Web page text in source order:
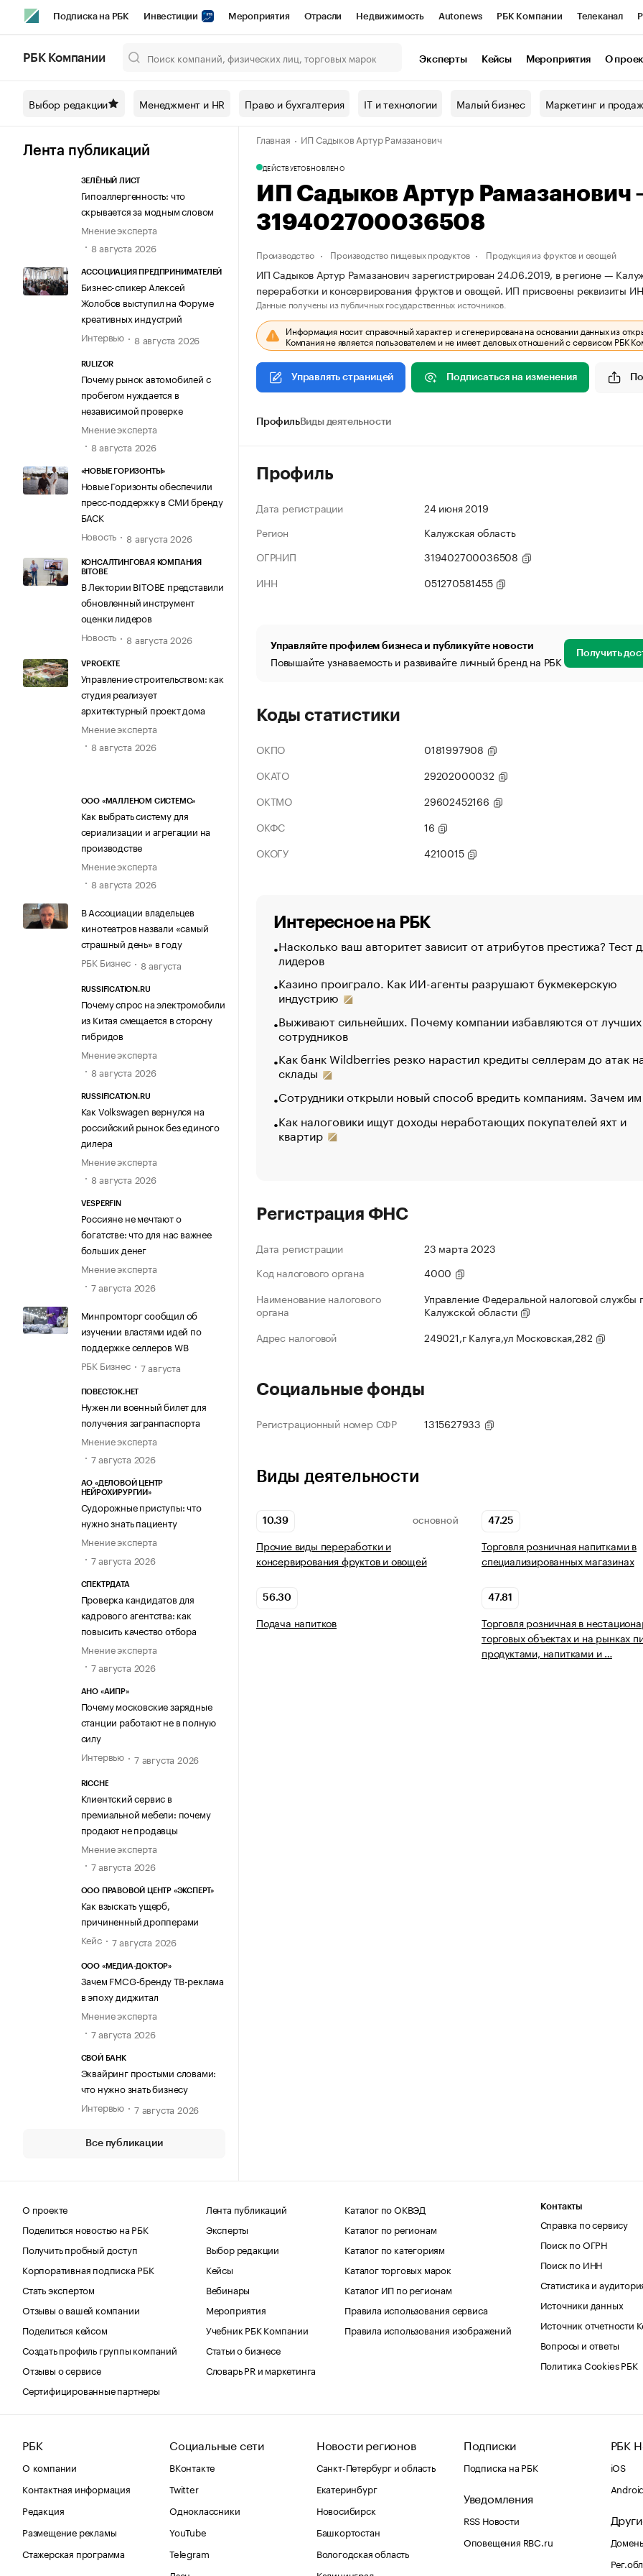
Подписка на РБК Инвестиции Мероприятия Отрасли Недвижимость Autonews РБК Компании Телеканал
Спецпроекты СПб Конференции СПб Спецпроекты Проверка контрагентов
Технологии и медиа Рынок наличной валюты
РБК Компании Эксперты Кейсы Мероприятия О
Выбор редакции Менеджмент и HR Право и бухгалтерия IT и технологии Малый бизнес Маркетинг и
Лента публикаций
ЗЕЛЁНЫЙ ЛИСТ
Гипоаллергенность: что
скрывается за модным словом
Мнение эксперта
8 августа 2026
АССОЦИАЦИЯ ПРЕДПРИНИМАТЕЛЕЙ
Бизнес-спикер Алексей
Жолобов выступил на Форуме
креативных индустрий
Интервью
8 августа 2026
RULIZOR
Почему рынок автомобилей с
пробегом нуждается в
независимой проверке
Мнение эксперта
8 августа 2026
«НОВЫЕ ГОРИЗОНТЫ»
Новые Горизонты обеспечили
пресс-поддержку в СМИ бренду
БАСК
Новость
8 августа 2026
КОНСАЛТИНГОВАЯ КОМПАНИЯ
BITOBE
В Лектории BITOBE представили
обновленный инструмент
оценки лидеров
Новость
8 августа 2026
VPROEKTE
Управление строительством: как
студия реализует
архитектурный проект дома
Мнение эксперта
8 августа 2026
ООО «МАЛЛЕНОМ СИСТЕМС»
Как выбрать систему для
сериализации и агрегации на
производстве
Мнение эксперта
8 августа 2026
В Ассоциации владельцев
кинотеатров назвали «самый
страшный день» в году
РБК Бизнес
8 августа
RUSSIFICATION.RU
Почему спрос на электромобили
из Китая смещается в сторону
гибридов
Мнение эксперта
8 августа 2026
RUSSIFICATION.RU
Как Volkswagen вернулся на
российский рынок без единого
дилера
Мнение эксперта
8 августа 2026
VESPERFIN
Россияне не мечтают о
богатстве: что для нас важнее
больших денег
Мнение эксперта
7 августа 2026
Минпромторг сообщил об
изучении властями идей по
поддержке селлеров WB
РБК Бизнес
7 августа
ПОВЕСТОК.НЕТ
Нужен ли военный билет для
получения загранпаспорта
Мнение эксперта
7 августа 2026
АО «ДЕЛОВОЙ ЦЕНТР
НЕЙРОХИРУРГИИ»
Судорожные приступы: что
нужно знать пациенту
Мнение эксперта
7 августа 2026
СПЕКТРДАТА
Проверка кандидатов для
кадрового агентства: как
повысить качество отбора
Мнение эксперта
7 августа 2026
АНО «АИПР»
Почему московские зарядные
станции работают не в полную
силу
Интервью
7 августа 2026
RICCHE
Клиентский сервис в
премиальной мебели: почему
продают не продавцы
Мнение эксперта
7 августа 2026
ООО ПРАВОВОЙ ЦЕНТР «ЭКСПЕРТ»
Как взыскать ущерб,
причиненный дропперами
Кейс
7 августа 2026
ООО «МЕДИА-ДОКТОР»
Зачем FMCG-бренду ТВ-реклама
в эпоху диджитал
Мнение эксперта
7 августа 2026
СВОЙ БАНК
Эквайринг простыми словами:
что нужно знать бизнесу
Интервью
7 августа 2026
Все публикации
Главная ИП Садыков Артур Рамазанович
ДЕЙСТВУЕТОБНОВЛЕНО
ИП Садыков Артур
319402700036508
Производство Производство пищевых продуктов Продукция из фруктов и овощей
ИП Садыков Артур Рамазанович зарегистрирован 24.06.2019, в регионе —
переработки и консервирования фруктов и овощей. ИП присвоены
Данные получены из публичных государственных источников.
Информация носит справочный характер и сгенерирована на основании данных из
Компания не является пользователем и не имеет деловых отношений с сервисом РБК
Управлять страницей Подписаться на изменения
ПрофильВиды деятельности
Профиль
Дата регистрации
24 июня 2019
Регион
Калужская область
ОГРНИП
319402700036508
ИНН
051270581455
Управляйте профилем бизнеса и публикуйте новости
Повышайте узнаваемость и развивайте личный бренд на РБК Получить
Коды статистики
ОКПО
0181997908
ОКАТО
29202000032
ОКТМО
29602452166
ОКФС
16
ОКОГУ
4210015
Интересное на РБК
Насколько ваш авторитет зависит от атрибутов престижа? Тест
лидеров
Казино проиграло. Как ИИ-агенты разрушают букмекерскую
индустрию
Выживают сильнейших. Почему компании избавляются от лучших
сотрудников
Как банк Wildberries резко нарастил кредиты селлерам до атак
склады
Сотрудники открыли новый способ вредить компаниям. Зачем
Как налоговики ищут доходы неработающих покупателей яхт и
квартир
Регистрация ФНС
Дата регистрации
23 марта 2023
Код налогового органа
4000
Наименование налогового
органа
Управление Федеральной налоговой службы
Калужской области
Адрес налоговой
249021,г Калуга,ул Московская,282
Социальные фонды
Регистрационный номер СФР 1315627933
Виды деятельности
10.39 ОСНОВНОЙ
Прочие виды переработки и
консервирования фруктов и овощей
47.25
Торговля розничная напитками в
специализированных магазинах
56.30
Подача напитков
47.81
Торговля розничная в
торговых объектах и на рынках
продуктами, напитками и …
О проекте
Поделиться новостью на РБК
Получить пробный доступ
Корпоративная подписка РБК
Стать экспертом
Отзывы о вашей компании
Поделиться кейсом
Создать профиль группы компаний
Отзывы о сервисе
Сертифицированные партнеры
Лента публикаций
Эксперты
Выбор редакции
Кейсы
Вебинары
Мероприятия
Учебник РБК Компании
Статьи о бизнесе
Словарь PR и маркетинга
Каталог по ОКВЭД
Каталог по регионам
Каталог по категориям
Каталог торговых марок
Каталог ИП по регионам
Правила использования сервиса
Правила использования изображений
Контакты
Справка по сервису
Поиск по ОГРН
Поиск по ИНН
Статистика и
Источники данных
Источник отчетности
Вопросы и ответы
Политика Cookies РБК
РБК
О компании
Контактная информация
Редакция
Размещение рекламы
Стажерская программа
Социальные сети
ВКонтакте
Twitter
Одноклассники
YouTube
Telegram
Новости регионов
Санкт-Петербург и область
Екатеринбург
Новосибирск
Башкортостан
Вологодская область
Подписки
Подписка на РБК
Уведомления
RSS Новости
Оповещения RBC.ru
РБК
iOS